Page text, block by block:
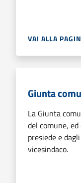
VAI ALLA
Giunta
La Giunta
del comune,
presiede e
vicesindaco.